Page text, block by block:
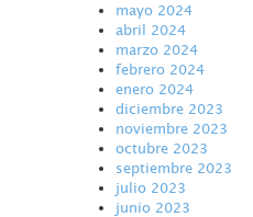
mayo 2024
abril 2024
marzo 2024
febrero 2024
enero 2024
diciembre 2023
noviembre 2023
octubre 2023
septiembre 2023
julio 2023
junio 2023